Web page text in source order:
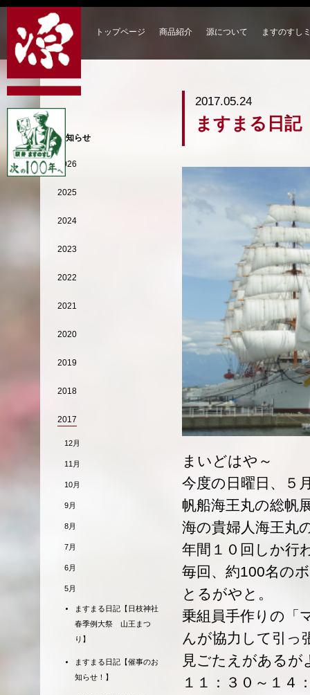
トップページ 商品紹介 源について ますのすし
2017.05.24
ますまる日
まいどはや～
今度の日曜日、５
帆船海王丸の総帆
海の貴婦人海王丸
年間１０回しか行
毎回、約100名の
とるがやと。
乗組員手作りの「
んが協力して引っ
見ごたえがあるが
１１：３０～１４
お知らせ
2026
2025
2024
2023
2022
2021
2020
2019
2018
2017
12月
11月
10月
9月
8月
7月
6月
5月
ますまる日記【日枝神社
春季例大祭 山王まつ
り】
ますまる日記【催事のお
知らせ！】